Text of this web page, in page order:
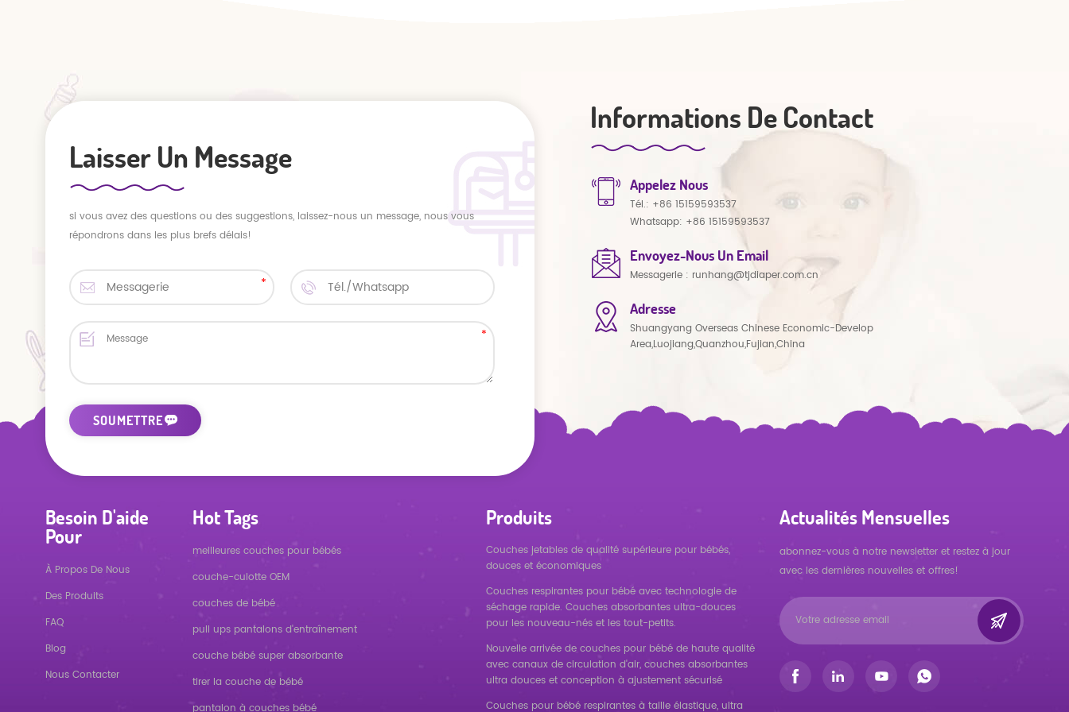
Laisser Un Message
si vous avez des questions ou des suggestions, laissez-nous un message, nous vous
répondrons dans les plus brefs délais!
Informations De Contact
Appelez Nous
Tél.: +86 15159593537
Whatsapp: +86 15159593537
Envoyez-Nous Un Email
Messagerie : runhang@tjdiaper.com.cn
Adresse
Shuangyang Overseas Chinese Economic-Develop
Area,Luojiang,Quanzhou,Fujian,China
Besoin D'aide
Pour
À Propos De Nous
Des Produits
FAQ
Blog
Nous Contacter
Hot Tags
meilleures couches pour bébés
couche-culotte OEM
couches de bébé
pull ups pantalons d'entraînement
couche bébé super absorbante
tirer la couche de bébé
pantalon à couches bébé
Produits
Couches jetables de qualité supérieure pour bébés,
douces et économiques
Couches respirantes pour bébé avec technologie de
séchage rapide. Couches absorbantes ultra-douces
pour les nouveau-nés et les tout-petits.
Nouvelle arrivée de couches pour bébé de haute qualité
avec canaux de circulation d'air, couches absorbantes
ultra douces et conception à ajustement sécurisé
Couches pour bébé respirantes à taille élastique, ultra
Actualités Mensuelles
abonnez-vous à notre newsletter et restez à jour
avec les dernières nouvelles et offres!